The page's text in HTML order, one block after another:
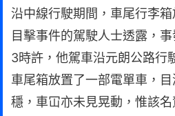
沿中線行駛期間，車尾行李
目擊事件的駕駛人士透露，
3時許，他駕車沿元朗公路行
車尾箱放置了一部電單車，
穩，車冚亦未見晃動，惟該